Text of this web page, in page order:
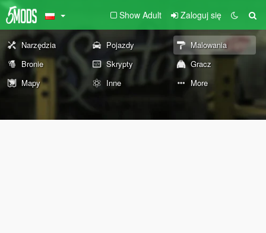
Show Adult Zaloguj się
Narzędzia Pojazdy
Malowania
Bronie
Skrypty
Gracz
Mapy
Inne More